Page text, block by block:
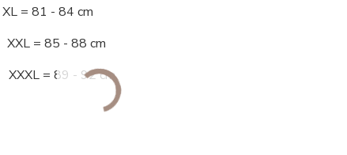
= 81 - 84 cm
= 85 - 88 cm
= 89 - 92 cm